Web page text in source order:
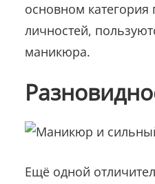
основном
личностей,
маникюра.
Ещё одной